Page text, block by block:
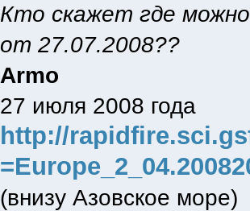
Кто скажет где
от 27.07.2008??
Armo
27 июля 2008 года
http://
(внизу Азовское море)